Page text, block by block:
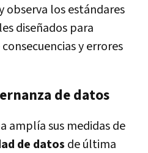
observa los estándares
diseñados para
y errores
de datos
amplía sus medidas de
de datos de última